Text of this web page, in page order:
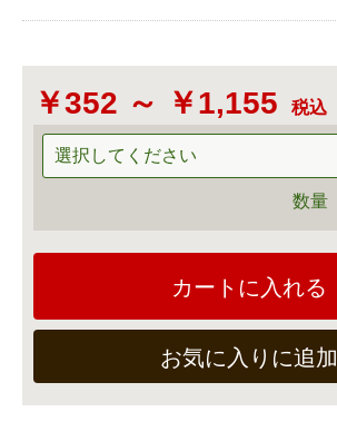
￥352 ～ ￥1,155 税込
数量
カートに入れる
お気に入りに追加